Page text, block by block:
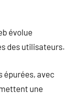
évolue
des utilisateurs.
épurées, avec
une